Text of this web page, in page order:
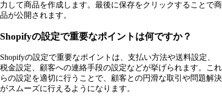
力して商品を作成します。最後に保存をクリックすることで商
品が公開されます。
Shopifyの設定で重要なポイントは何ですか？
Shopifyの設定で重要なポイントは、支払い方法や送料設定、
税金設定、顧客への連絡手段の設定などが挙げられます。これ
らの設定を適切に行うことで、顧客との円滑な取引や問題解決
がスムーズに行えるようになります。